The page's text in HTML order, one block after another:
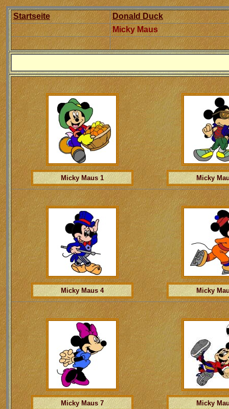
Startseite
Donald Duck
Micky Maus
Micky Maus 1 Micky
Micky Maus 4 Micky
Micky Maus 7 Micky